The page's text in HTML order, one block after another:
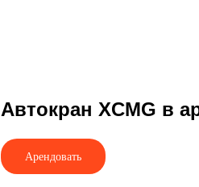
Автокран XCMG в
Арендовать